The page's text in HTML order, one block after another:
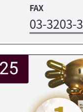
FAX
03-3203-